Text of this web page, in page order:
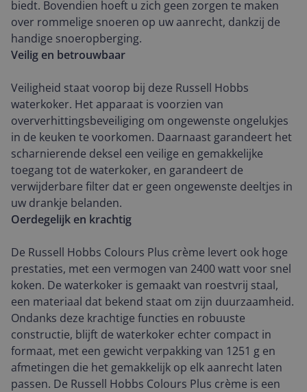
biedt. Bovendien hoeft u zich geen zorgen te maken
over rommelige snoeren op uw aanrecht, dankzij de
handige snoeropberging.
Veilig en betrouwbaar
Veiligheid staat voorop bij deze Russell Hobbs
waterkoker. Het apparaat is voorzien van
oververhittingsbeveiliging om ongewenste ongelukjes
in de keuken te voorkomen. Daarnaast garandeert het
scharnierende deksel een veilige en gemakkelijke
toegang tot de waterkoker, en garandeert de
verwijderbare filter dat er geen ongewenste deeltjes in
uw drankje belanden.
Oerdegelijk en krachtig
De Russell Hobbs Colours Plus crème levert ook hoge
prestaties, met een vermogen van 2400 watt voor snel
koken. De waterkoker is gemaakt van roestvrij staal,
een materiaal dat bekend staat om zijn duurzaamheid.
Ondanks deze krachtige functies en robuuste
constructie, blijft de waterkoker echter compact in
formaat, met een gewicht verpakking van 1251 g en
afmetingen die het gemakkelijk op elk aanrecht laten
passen. De Russell Hobbs Colours Plus crème is een